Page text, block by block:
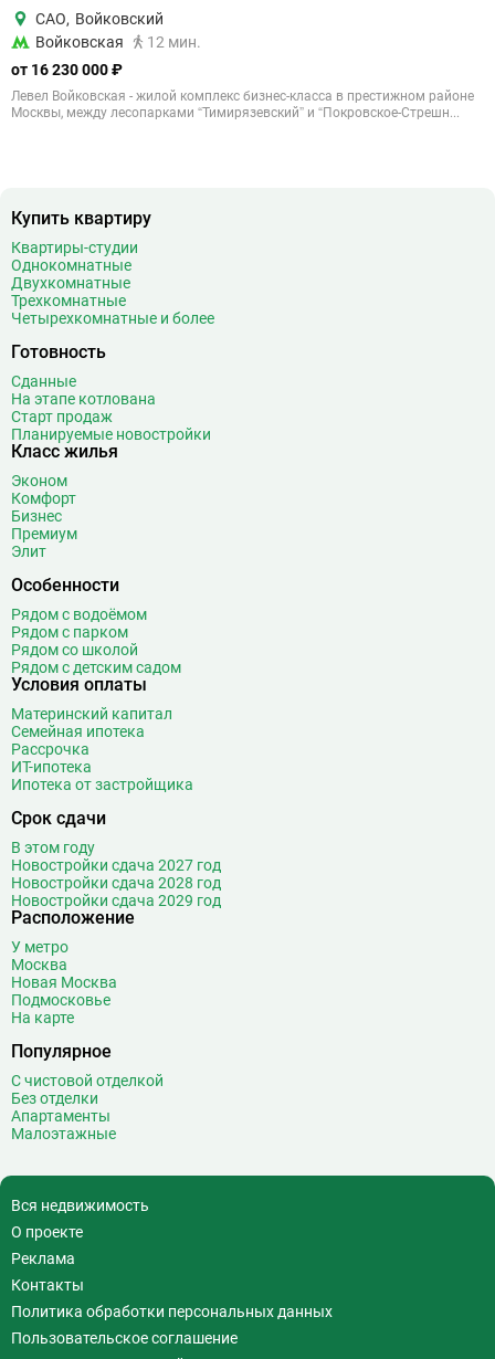
САО, Войковский
Войковская
12 мин.
от 16 230 000 ₽
Левел Войковская - жилой комплекс бизнес-класса в престижном районе
Москвы, между лесопарками “Тимирязевский” и “Покровское-Стрешн...
Купить квартиру
Квартиры-студии
Однокомнатные
Двухкомнатные
Трехкомнатные
Четырехкомнатные и более
Готовность
Сданные
На этапе котлована
Старт продаж
Планируемые новостройки
Класс жилья
Эконом
Комфорт
Бизнес
Премиум
Элит
Особенности
Рядом с водоёмом
Рядом с парком
Рядом со школой
Рядом с детским садом
Условия оплаты
Материнский капитал
Семейная ипотека
Рассрочка
ИТ-ипотека
Ипотека от застройщика
Срок сдачи
В этом году
Новостройки сдача 2027 год
Новостройки сдача 2028 год
Новостройки сдача 2029 год
Расположение
У метро
Москва
Новая Москва
Подмосковье
На карте
Популярное
С чистовой отделкой
Без отделки
Апартаменты
Малоэтажные
Вся недвижимость
О проекте
Реклама
Контакты
Политика обработки персональных данных
Пользовательское соглашение